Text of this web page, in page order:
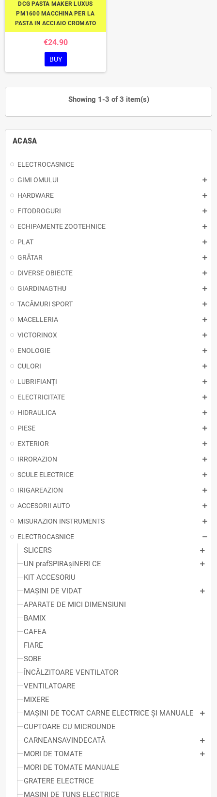
ACASA
ELECTROCASNICE
GIMI OMULUI
HARDWARE
FITODROGURI
ECHIPAMENTE ZOOTEHNICE
PLAT
GRĂTAR
DIVERSE OBIECTE
GIARDINAGTHU
TACÂMURI SPORT
MACELLERIA
VICTORINOX
ENOLOGIE
CULORI
LUBRIFIANȚI
ELECTRICITATE
HIDRAULICA
PIESE
EXTERIOR
IRRORAZION
SCULE ELECTRICE
IRIGAREAZION
ACCESORII AUTO
MISURAZION INSTRUMENTS
ELECTROCASNICE
SLICERS
UN prafSPIRAșiNERI CE
KIT ACCESORIU
MAȘINI DE VIDAT
APARATE DE MICI DIMENSIUNI
BAMIX
CAFEA
FIARE
SOBE
ÎNCĂLZITOARE VENTILATOR
VENTILATOARE
MIXERE
MAȘINI DE TOCAT CARNE ELECTRICE ȘI MANUALE
CUPTOARE CU MICROUNDE
CARNEANSAVINDECATĂ
MORI DE TOMATE
MORI DE TOMATE MANUALE
GRATERE ELECTRICE
MAȘINI DE TUNS ELECTRICE
DCG PASTA MAKER LUXUS
PM1600 MACCHINA PER LA
PASTA IN ACCIAIO CROMATO
€24.90
BUY
Showing 1-3 of 3 item(s)